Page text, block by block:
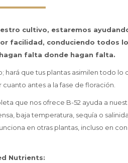
cultivo, estaremos
facilidad, conduciendo todos
falta donde hagan falta.
hará que tus plantas asimilen todo lo
antes a la fase de floración.
que nos ofrece B-52 ayuda a
baja temperatura, sequía o
en otras plantas, incluso en
Nutrients: